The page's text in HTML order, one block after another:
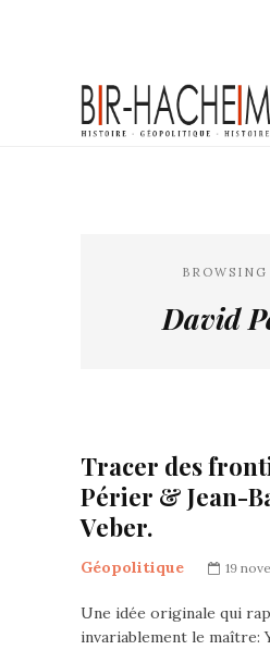
David
Tracer des
Périer & Jean-
Veber.
Géopolitique 19
Une idée originale qui
invariablement le maître: